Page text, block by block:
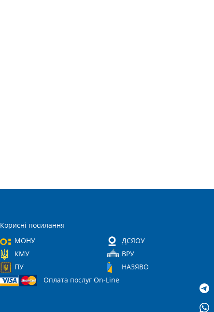
Корисні посилання
МОНУ
ДСЯОУ
КМУ
ВРУ
ПУ
НАЗЯВО
Оплата послуг On-Line